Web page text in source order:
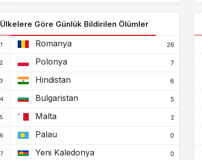
Ülkelere Göre Günlük Bildirilen Ölümler
Romanya 26
Polonya 7
Hindistan 6
Bulgaristan 5
Malta 2
Palau 0
Yeni Kaledonya 0